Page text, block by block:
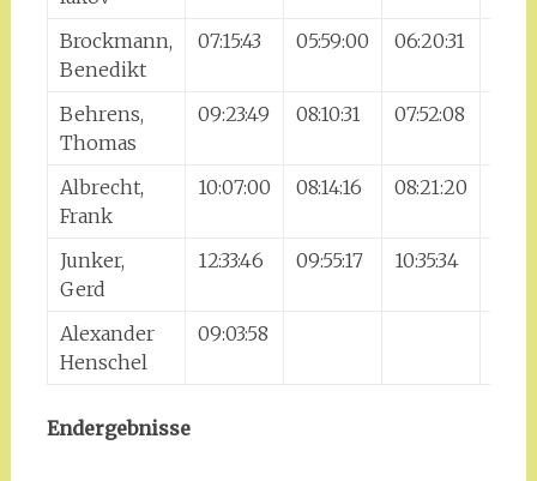
Brockmann,
Benedikt
07:15:43 05:59:00 06:20:31
Behrens,
Thomas
09:23:49 08:10:31 07:52:08
Albrecht,
Frank
10:07:00 08:14:16 08:21:20
Junker,
Gerd
12:33:46 09:55:17 10:35:34
Alexander
Henschel
09:03:58
Endergebnisse